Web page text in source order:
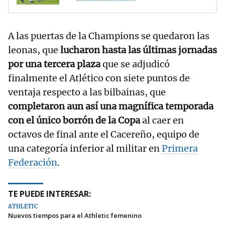
A las puertas de la Champions se quedaron las
leonas, que lucharon hasta las últimas jornadas
por una tercera plazaque se adjudicó
finalmente el Atlético con siete puntos de
ventaja respecto a las bilbainas, que
completaron aun así una magnífica temporada
con el único borrón de la Copaal caer en
octavos de final ante el Cacereño, equipo de
una categoría inferior al militar enPrimera
Federación.
TE PUEDE INTERESAR:
ATHLETIC
Nuevos tiempos para el Athletic femenino